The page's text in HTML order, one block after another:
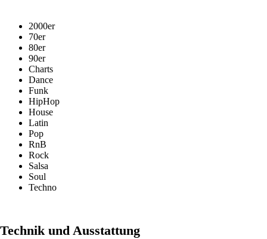
2000er
70er
80er
90er
Charts
Dance
Funk
HipHop
House
Latin
Pop
RnB
Rock
Salsa
Soul
Techno
Technik und Ausstattung